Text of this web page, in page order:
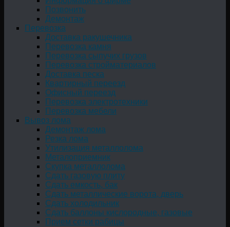
Позвонить
Демонтаж
Перевозка
Доставка ракушечника
Перевозка камня
Перевозка сыпучих грузов
Перевозка стройматериалов
Доставка песка
Квартирный переезд
Офисный переезд
Перевозка электротехники
Перевозка мебели
Вывоз лома
Демонтаж лома
Резка лома
Утилизация металлолома
Металоприемник
Скупка металлолома
Сдать газовую плиту
Сдать емкость, бак
Cдать металлические ворота, дверь
Сдать холодильник
Сдать баллоны кислородные, газовые
Прием сетки рабицы